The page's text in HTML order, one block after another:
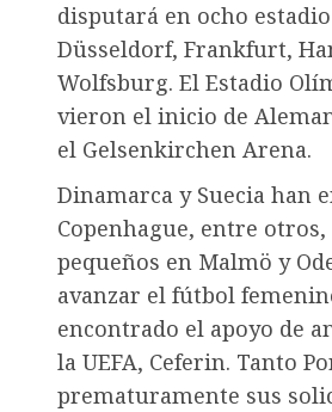
disputará en ocho
Düsseldorf, Frankfurt,
Wolfsburg. El Estadio
vieron el inicio de
el Gelsenkirchen Arena.
Dinamarca y Suecia han
Copenhague, entre
pequeños en Malmö y
avanzar el fútbol
encontrado el apoyo de
la UEFA, Ceferin. Tanto
prematuramente sus